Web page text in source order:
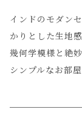
インドのモダン
かりとした生地
幾何学模様と絶
シンプルなお部